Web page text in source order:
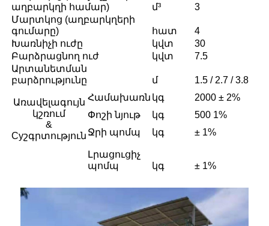
աղբարկղի համար)
մ³
3
Մարտկոց (աղբարկղերի
գումարը)
հատ
4
Խառնիչի ուժը
կվտ
30
Բարձրացնող ուժ
կվտ
7.5
Արտանետման
բարձրությունը
մ 1.5 / 2.7 / 3.8
Առավելագույն
կշռում
&
Cyշգրտություն
Համախառն կգ
2000 ± 2%
Փոշի նյութ
կգ
500 1%
Ջրի պոմպ
կգ ± 1%
Լրացուցիչ
պոմպ
կգ ± 1%